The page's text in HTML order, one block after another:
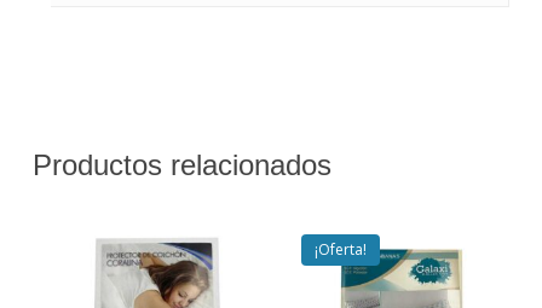
Productos relacionados
¡Oferta!